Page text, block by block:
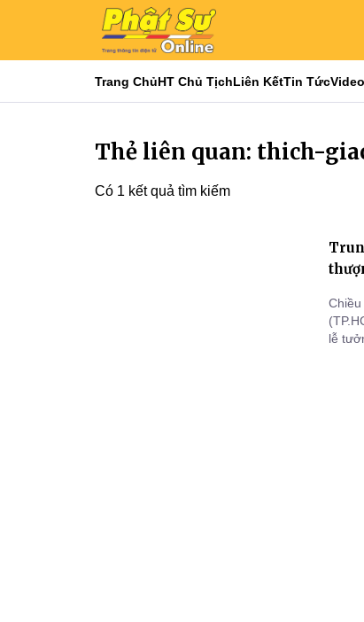
Trang ChủHT Chủ TịchLiên KếtTin TứcVideo
Thẻ liên quan: thich-
Có 1 kết quả tìm kiếm
lễ